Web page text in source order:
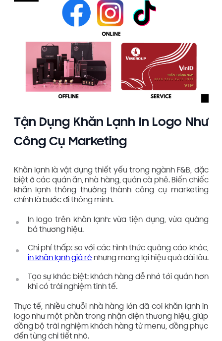
Tận Dụng Khăn Lạnh In Logo Như
Công Cụ Marketing
Khăn lạnh là vật dụng thiết yếu trong ngành F&B, đặc
biệt ở các quán ăn, nhà hàng, quán cà phê. Biến chiếc
khăn lạnh thông thường thành công cụ marketing
chính là bước đi thông minh.
In logo trên khăn lạnh: vừa tiện dụng, vừa quảng
bá thương hiệu.
Chi phí thấp: so với các hình thức quảng cáo khác,
in khăn lạnh giá rẻ nhưng mang lại hiệu quả dài lâu.
Tạo sự khác biệt: khách hàng dễ nhớ tới quán hơn
khi có trải nghiệm tinh tế.
Thực tế, nhiều chuỗi nhà hàng lớn đã coi khăn lạnh in
logo như một phần trong nhận diện thương hiệu, giúp
đồng bộ trải nghiệm khách hàng từ menu, đồng phục
đến từng chi tiết nhỏ.